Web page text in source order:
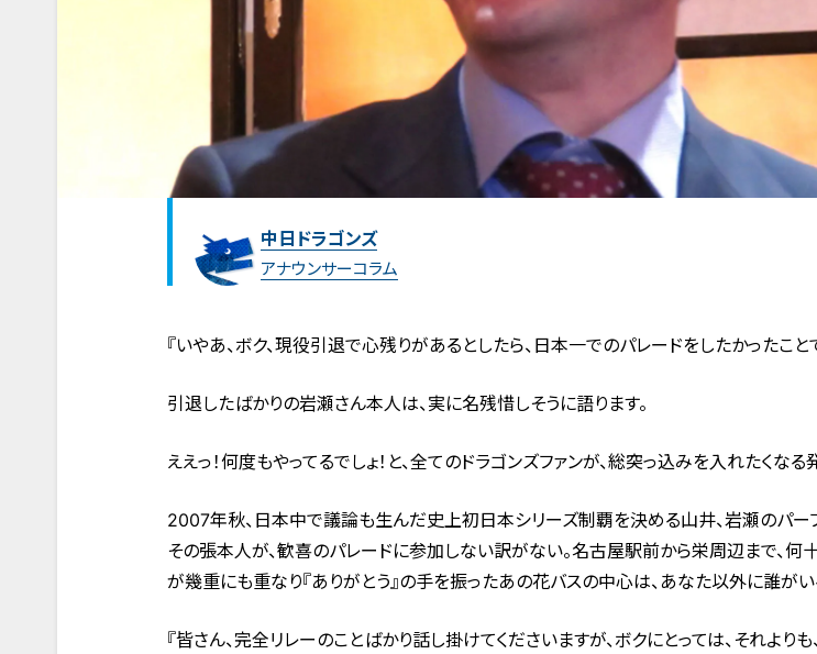
中日ドラゴンズ
アナウンサーコラム
『いやあ、ボク、現役引退で心残りがあるとしたら、日本一でのパレードをしたかったことで
引退したばかりの岩瀬さん本人は、実に名残惜しそうに語ります。
ええっ！何度もやってるでしょ！と、全てのドラゴンズファンが、総突っ込みを入れたくなる
2007年秋、日本中で議論も生んだ史上初日本シリーズ制覇を決める山井、岩瀬のパーフ
その張本人が、歓喜のパレードに参加しない訳がない。名古屋駅前から栄周辺まで、何
が幾重にも重なり『ありがとう』の手を振ったあの花バスの中心は、あなた以外に誰がい
『皆さん、完全リレーのことばかり話し掛けてくださいますが、ボクにとっては、それより